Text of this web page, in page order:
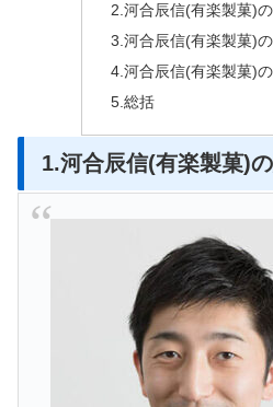
2.河合辰信(有楽製菓)
3.河合辰信(有楽製菓)
4.河合辰信(有楽製菓)
5.総括
1.河合辰信(有楽製菓)